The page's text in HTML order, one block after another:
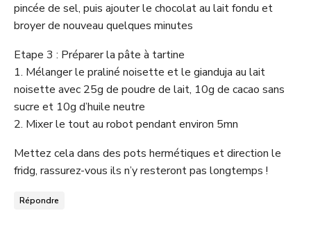
pincée de sel, puis ajouter le chocolat au lait fondu et
broyer de nouveau quelques minutes
Etape 3 : Préparer la pâte à tartine
1. Mélanger le praliné noisette et le gianduja au lait
noisette avec 25g de poudre de lait, 10g de cacao sans
sucre et 10g d’huile neutre
2. Mixer le tout au robot pendant environ 5mn
Mettez cela dans des pots hermétiques et direction le
fridg, rassurez-vous ils n’y resteront pas longtemps !
Répondre